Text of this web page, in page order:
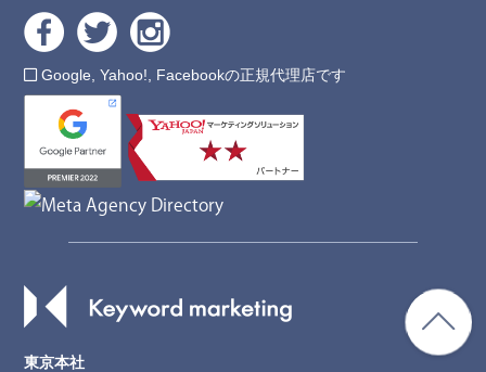
東京本社
Google, Yahoo!, Facebookの正規代理店です